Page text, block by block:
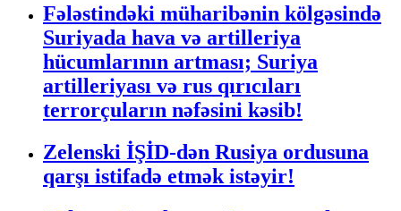
Fələstindəki müharibənin kölgəsində
Suriyada hava və artilleriya
hücumlarının artması; Suriya
artilleriyası və rus qırıcıları
terrorçuların nəfəsini kəsib!
Zelenski İŞİD-dən Rusiya ordusuna
qarşı istifadə etmək istəyir!